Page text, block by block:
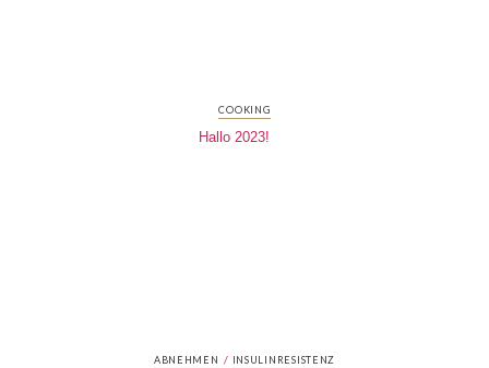
COOKING
Hallo 2023!
ABNEHMEN / INSULINRESISTENZ